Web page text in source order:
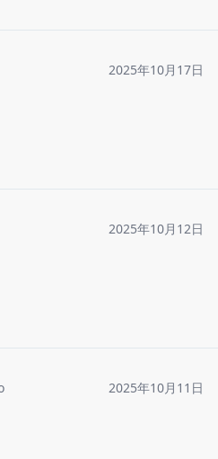
2025年10月17日
2025年10月12日
2025年10月11日